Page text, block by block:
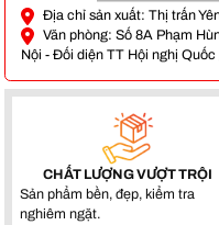
Địa chỉ sản xuất: Thị trấn
Văn phòng: Số 8A Phạm
Nội - Đối diện TT Hội nghị Quốc
CHẤT LƯỢNG VƯỢT TRỘI
Sản phẩm bền, đẹp, kiểm tra
nghiêm ngặt.